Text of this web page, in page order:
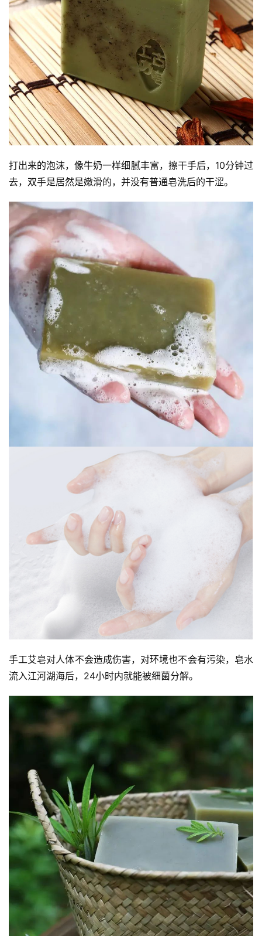
打出来的泡沫，像牛奶一样细腻丰富，擦干手后，10分钟过
去，双手是居然是嫩滑的，并没有普通皂洗后的干涩。
手工艾皂对人体不会造成伤害，对环境也不会有污染，皂水
流入江河湖海后，24小时内就能被细菌分解。